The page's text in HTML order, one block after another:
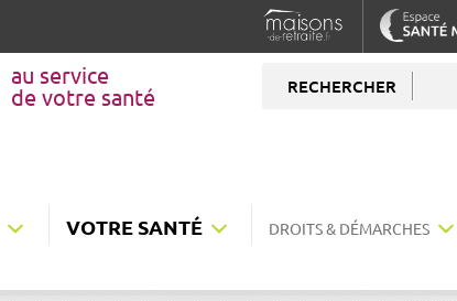
au service
de votre santé
RECHERCHER
VOTRE SANTÉ DROITS & DÉMARCHES